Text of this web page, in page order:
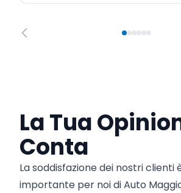
La Tua
Conta
La soddisfazione dei nostri clienti
importante per noi di Auto